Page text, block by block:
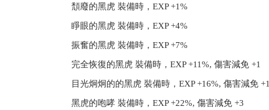
頹廢的黑虎 裝備時，EXP +1%
睜眼的黑虎 裝備時，EXP +4%
振奮的黑虎 裝備時，EXP +7%
完全恢復的黑虎 裝備時，EXP +11%, 傷害減免 +1
目光炯炯的的黑虎 裝備時，EXP +16%, 傷害減免 +1
黑虎的咆哮 裝備時，EXP +22%, 傷害減免 +3